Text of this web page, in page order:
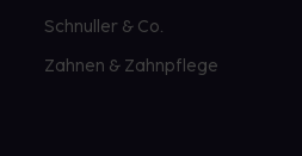
Schnuller & Co.
Zahnen & Zahnpflege